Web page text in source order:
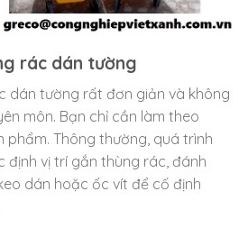
rác dán tường
dán tường rất đơn giản và không
môn. Bạn chỉ cần làm theo
phẩm. Thông thường, quá trình
định vị trí gắn thùng rác, đánh
dán hoặc ốc vít để cố định